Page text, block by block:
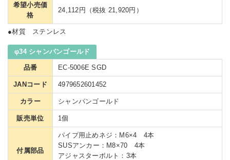
希望小売価
格
24,112円（税抜 21,920円）
●材質 ステンレス
φ34 シャンパンゴールド
品番 EC-5006E SGD
JANコード 4979652601452
カラー シャンパンゴールド
販売単位 1個
付属部品
パイプ用止めネジ：M6×4 4本
SUSアンカー：M8×70 4本
アジャスターボルト：3本